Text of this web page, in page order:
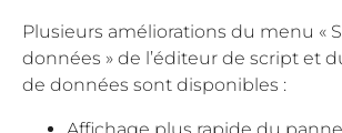
Plusieurs améliorations du menu «
données » de l’éditeur de script et
de données sont disponibles :